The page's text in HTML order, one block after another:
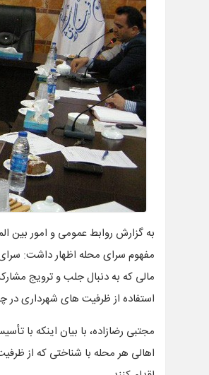
به گزارش روابط عمومی و امور بین
مفهوم سرای محله اظهار داشت: سرای
مالی که به دنبال جلب و ترویج
استفاده از ظرفیت های شهرداری
مجتبی رضازاده، با بیان اینکه با
اهالی هر محله با شناختی که از